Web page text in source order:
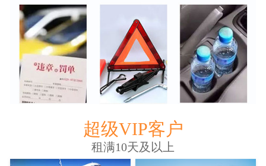
超级VIP客户
租满10天及以上